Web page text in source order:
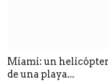
Miami: un
de una playa...